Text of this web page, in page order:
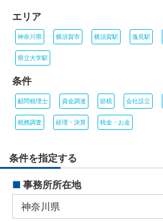
エリア
神奈川県 横須賀市 横須賀駅 逸見駅
県立大学駅
条件
顧問税理士 資金調達 節税 会社設立
税務調査 経理・決算 税金・お金
条件を指定する
■ 事務所所在地